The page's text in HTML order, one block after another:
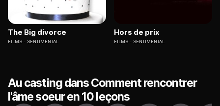
The Big divorce
FILMS SENTIMENTAL
Hors de prix
FILMS SENTIMENTAL
Au casting dans Comment rencontrer
l'âme soeur en 10 leçons